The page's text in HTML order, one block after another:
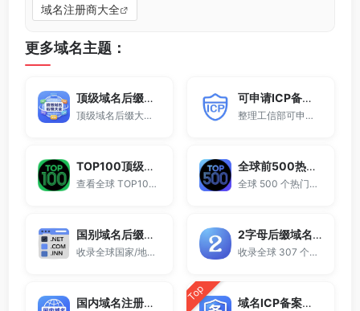
域名注册商大全
更多域名主题：
顶级域名后缀大全
顶级域名后缀大全收录全球已开放注册的所有TLD后缀，包括gTLD、ccTLD、品牌域名后缀等。
可申请ICP备案域名后缀大全
整理工信部可申请ICP网站备案的域名后缀大全。
TOP100顶级域名后缀排名榜
查看全球 TOP100 域名后缀。
全球前500热门域名后缀排行
全球 500 个热门域名后缀排名，展示注册量排行、是否可备案、适用范围与用途简介，帮助企业与个人在 2025 年快速选择合适的顶级域名。
国别域名后缀大全
收录全球国家/地区代码顶级域名。
2字母后缀域名大全
收录全球 307 个两字符域名后缀。
国内域名注册商大全 Top 域名ICP备案查询